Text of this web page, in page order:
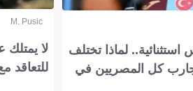
لماذا تختلف
كل المصريين في
M. Pusic
لا يمتلك
للتعاقد